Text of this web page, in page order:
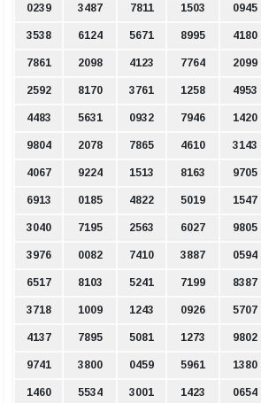
0239 3487 7811 1503 0945
3538 6124 5671 8995 4180
7861 2098 4123 7764 2099
2592 8170 3761 1258 4953
4483 5631 0932 7946 1420
9804 2078 7865 4610 3143
4067 9224 1513 8163 9705
6913 0185 4822 5019 1547
3040 7195 2563 6027 9805
3976 0082 7410 3887 0594
6517 8103 5241 7199 8387
3718 1009 1243 0926 5707
4137 7895 5081 1273 9802
9741 3800 0459 5961 1380
1460 5534 3001 1423 0654